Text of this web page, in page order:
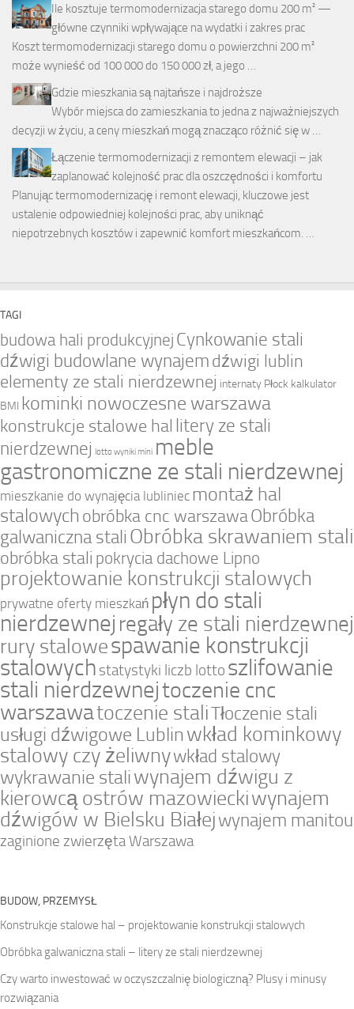
Ile kosztuje termomodernizacja starego domu 200 m² —
główne czynniki wpływające na wydatki i zakres prac
Koszt termomodernizacji starego domu o powierzchni 200 m²
może wynieść od 100 000 do 150 000 zł, a jego …
Gdzie mieszkania są najtańsze i najdroższe
Wybór miejsca do zamieszkania to jedna z najważniejszych
decyzji w życiu, a ceny mieszkań mogą znacząco różnić się w …
Łączenie termomodernizacji z remontem elewacji – jak
zaplanować kolejność prac dla oszczędności i komfortu
Planując termomodernizację i remont elewacji, kluczowe jest
ustalenie odpowiedniej kolejności prac, aby uniknąć
niepotrzebnych kosztów i zapewnić komfort mieszkańcom. …
TAGI
budowa hali produkcyjnej Cynkowanie stali
dźwigi budowlane wynajemdźwigi lublin
elementy ze stali nierdzewnej internaty Płock kalkulator
BMI kominki nowoczesne warszawa
konstrukcje stalowe hal litery ze stali
nierdzewnej lotto wyniki mini meble
gastronomiczne ze stali nierdzewnej
mieszkanie do wynajęcia lubliniec montaż hal
stalowych obróbka cnc warszawaObróbka
galwaniczna stali Obróbka skrawaniem stali
obróbka stali pokrycia dachowe Lipno
projektowanie konstrukcji stalowych
prywatne oferty mieszkań płyn do stali
nierdzewnej regały ze stali nierdzewnej
rury stalowespawanie konstrukcji
stalowych statystyki liczb lotto szlifowanie
stali nierdzewnejtoczenie cnc
warszawatoczenie staliTłoczenie stali
usługi dźwigowe Lublin wkład kominkowy
stalowy czy żeliwnywkład stalowy
wykrawanie staliwynajem dźwigu z
kierowcą ostrów mazowieckiwynajem
dźwigów w Bielsku Białejwynajem manitou
zaginione zwierzęta Warszawa
BUDOW, PRZEMYSŁ
Konstrukcje stalowe hal – projektowanie konstrukcji stalowych
Obróbka galwaniczna stali – litery ze stali nierdzewnej
Czy warto inwestować w oczyszczalnię biologiczną? Plusy i minusy
rozwiązania